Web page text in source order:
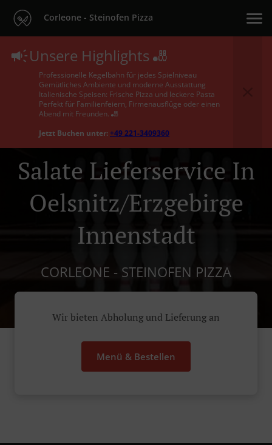
Corleone - Steinofen Pizza
Unsere Highlights 🎳
Professionelle Kegelbahn für jedes Spielniveau
Gemütliches Ambiente und moderne Ausstattung
Italienische Speisen: Frische Pizza und leckere Pasta
Perfekt für Familienfeiern, Firmenausflüge oder einen
Abend mit Freunden. 🎳
Jetzt Buchen unter:+49 221-3409360
Salate Lieferservice In
Oelsnitz/Erzgebirge
Innenstadt
CORLEONE - STEINOFEN PIZZA
Wir bieten Abholung und Lieferung an
Menü & Bestellen